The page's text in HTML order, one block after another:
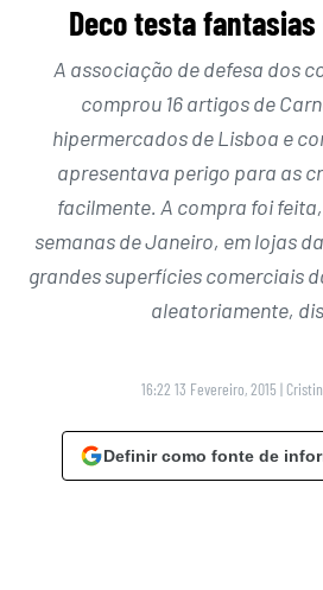
Deco testa fantasias
A associação de defesa dos
comprou 16 artigos de
hipermercados de Lisboa e
apresentava perigo para as
facilmente. A compra foi
semanas de Janeiro, em lojas
grandes superfícies comerciais
aleatoriamente,
16:22 13 Fevereiro, 2015 |
Definir como fonte de